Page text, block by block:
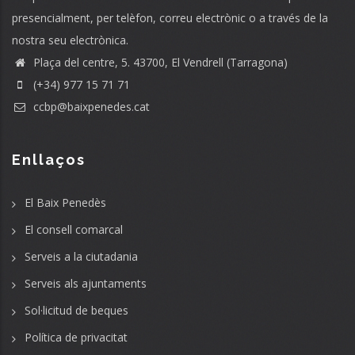
presencialment, per telèfon, correu electrònic o a través de la
nostra seu electrònica.
Plaça del centre, 5. 43700, El Vendrell (Tarragona)
(+34) 977 15 71 71
ccbp@baixpenedes.cat
Enllaços
El Baix Penedès
El consell comarcal
Serveis a la ciutadania
Serveis als ajuntaments
Sol·licitud de beques
Política de privacitat